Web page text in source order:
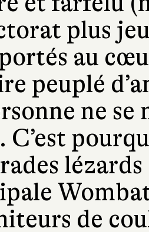
plus
au
peuplé
ne se
C’est
de